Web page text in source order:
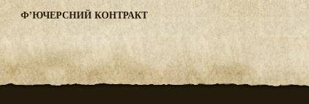
Ф’ЮЧЕРСНИЙ КОНТРАКТ